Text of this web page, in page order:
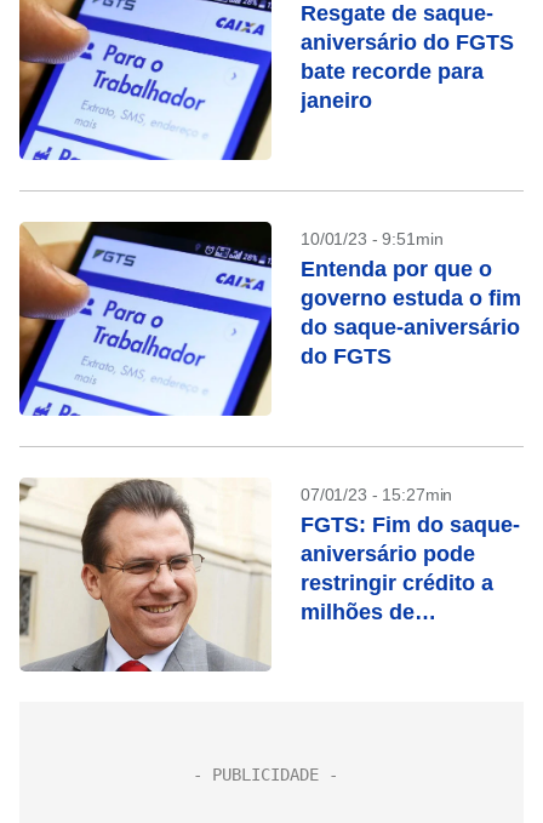
Resgate de saque-
aniversário do FGTS
bate recorde para
janeiro
10/01/23 - 9:51min
Entenda por que o
governo estuda o fim
do saque-aniversário
do FGTS
07/01/23 - 15:27min
FGTS: Fim do saque-
aniversário pode
restringir crédito a
milhões de